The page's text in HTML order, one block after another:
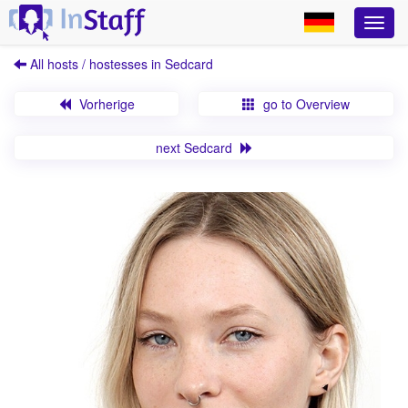
All hosts / hostesses in Sedcard
Vorherige go to Overview
next Sedcard